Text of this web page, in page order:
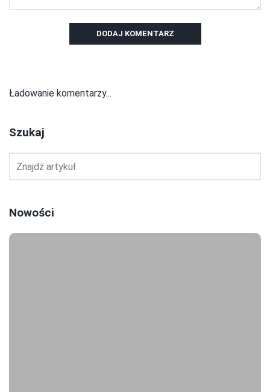
DODAJ KOMENTARZ
Ładowanie komentarzy...
Szukaj
Nowości